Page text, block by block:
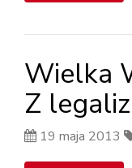
Wielka
Z
19 maja 2013